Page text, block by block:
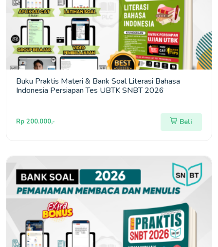
Buku Praktis Materi & Bank Soal Literasi Bahasa
Indonesia Persiapan Tes UBTK SNBT 2026
Rp 200.000,- Beli